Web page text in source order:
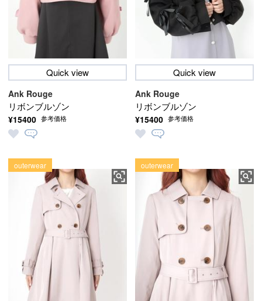
Quick view
リボンブルゾン
Ank Rouge
¥15400 参考価格
Quick view
リボンブルゾン
Ank Rouge
¥15400 参考価格
outerwear outerwear